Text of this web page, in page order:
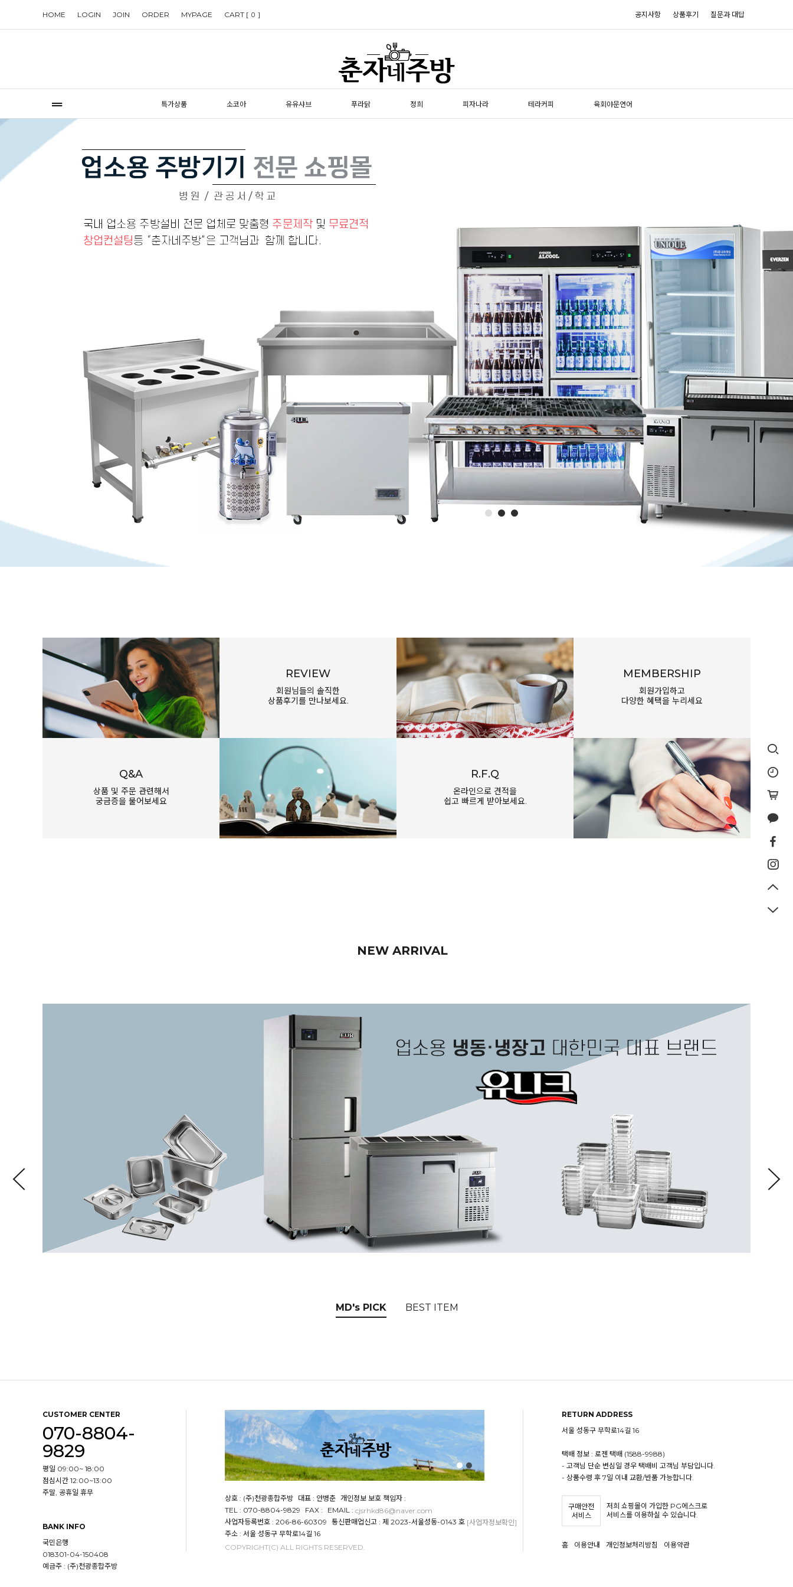
HOME LOGIN JOIN ORDER MYPAGE CART [ 0 ] 공지사항 상품후기 질문과 대답
특가상품 소코아 유유샤브 푸라닭 정희 피자나라 테라커피 육회야문연어
REVIEW
회원님들의 솔직한
상품후기를 만나보세요.
MEMBERSHIP
회원가입하고
다양한 혜택을 누리세요
Q&A
상품 및 주문 관련해서
궁금증을 물어보세요
R.F.Q
온라인으로 견적을
쉽고 빠르게 받아보세요.
NEW ARRIVAL
MD's PICK BEST ITEM
CUSTOMER CENTER
070-8804-
9829
평일 09:00~ 18:00
점심시간 12:00~13:00
주말, 공휴일 휴무
BANK INFO
국민은행
018301-04-150408
예금주 : (주)천광종합주방
상호 : (주)천광종합주방 대표 : 안병춘 개인정보 보호 책임자 :
TEL : 070-8804-9829
FAX : EMAIL : cjsrhkd86@naver.com
사업자등록번호 : 206-86-60309 통신판매업신고 : 제 2023-서울성동-0143 호 [사업자정보확인]
주소 : 서울 성동구 무학로14길 16
COPYRIGHT(C) ALL RIGHTS RESERVED.
RETURN ADDRESS
서울 성동구 무학로14길 16
택배 정보 : 로젠 택배 (1588-9988)
- 고객님 단순 변심일 경우 택배비 고객님 부담입니다.
- 상품수령 후 7일 이내 교환/반품 가능합니다.
구매안전
서비스
저희 쇼핑몰이 가입한 PG에스크로
서비스를 이용하실 수 있습니다.
홈 이용안내 개인정보처리방침 이용약관